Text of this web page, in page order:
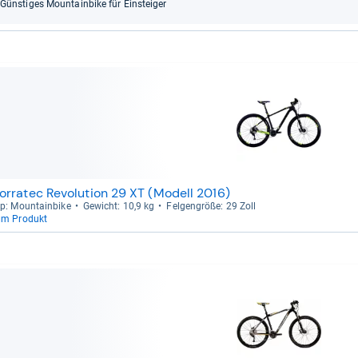
Güns­ti­ges Moun­tain­bike für Ein­stei­ger
Revolution 29 XT (Modell 2016)
Moun­tain­bike Gewicht: 10,9 kg
Fel­gen­größe: 29 Zoll
Produkt